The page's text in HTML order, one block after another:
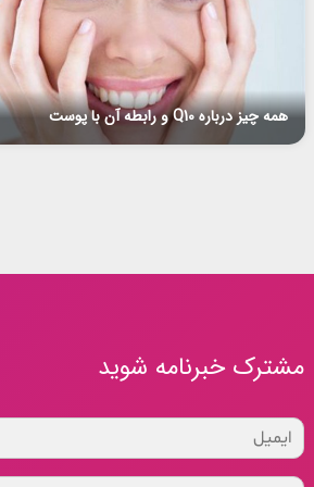
همه چیز درباره Q10 و رابطه آن با پوست
مشترک خبرنامه شوید